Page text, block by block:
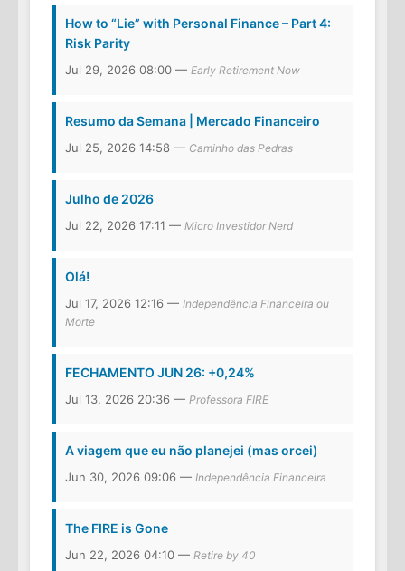
How to “Lie” with Personal Finance – Part 4:
Risk Parity
Jul 29, 2026 08:00 — Early Retirement Now
Resumo da Semana | Mercado Financeiro
Jul 25, 2026 14:58 — Caminho das Pedras
Julho de 2026
Jul 22, 2026 17:11 — Micro Investidor Nerd
Olá!
Jul 17, 2026 12:16 — Independência Financeira ou
Morte
FECHAMENTO JUN 26: +0,24%
Jul 13, 2026 20:36 — Professora FIRE
A viagem que eu não planejei (mas orcei)
Jun 30, 2026 09:06 — Independência Financeira
The FIRE is Gone
Jun 22, 2026 04:10 — Retire by 40